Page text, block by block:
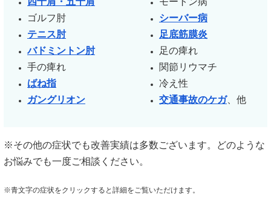
ゴルフ肘
テニス肘
バドミントン肘
手の痺れ
ばね指
ガングリオン
シーバー病
足底筋膜炎
足の痺れ
関節リウマチ
冷え性
交通事故のケガ、他
※その他の症状でも改善実績は多数ございます。どのような
お悩みでも一度ご相談ください。
※青文字の症状をクリックすると詳細をご覧いただけます。